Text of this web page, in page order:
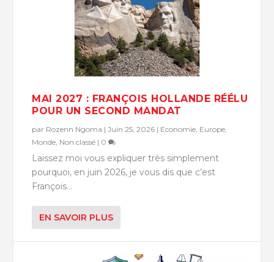
MAI 2027 : FRANÇOIS HOLLANDE RÉÉLU
POUR UN SECOND MANDAT
par Rozenn Ngoma |Juin 25, 2026 | Economie Europe
Monde Non classé | 0
Laissez moi vous expliquer très simplement
pourquoi, en juin 2026, je vous dis que c’est
François...
EN SAVOIR PLUS